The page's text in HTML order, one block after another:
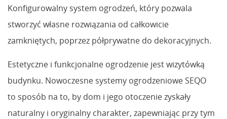
Konfigurowalny system ogrodzeń, który pozwala
stworzyć własne rozwiązania od całkowicie
zamkniętych, poprzez półprywatne do dekoracyjnych.
Estetyczne i funkcjonalne ogrodzenie jest wizytówką
budynku. Nowoczesne systemy ogrodzeniowe SEQO
to sposób na to, by dom i jego otoczenie zyskały
naturalny i oryginalny charakter, zapewniając przy tym